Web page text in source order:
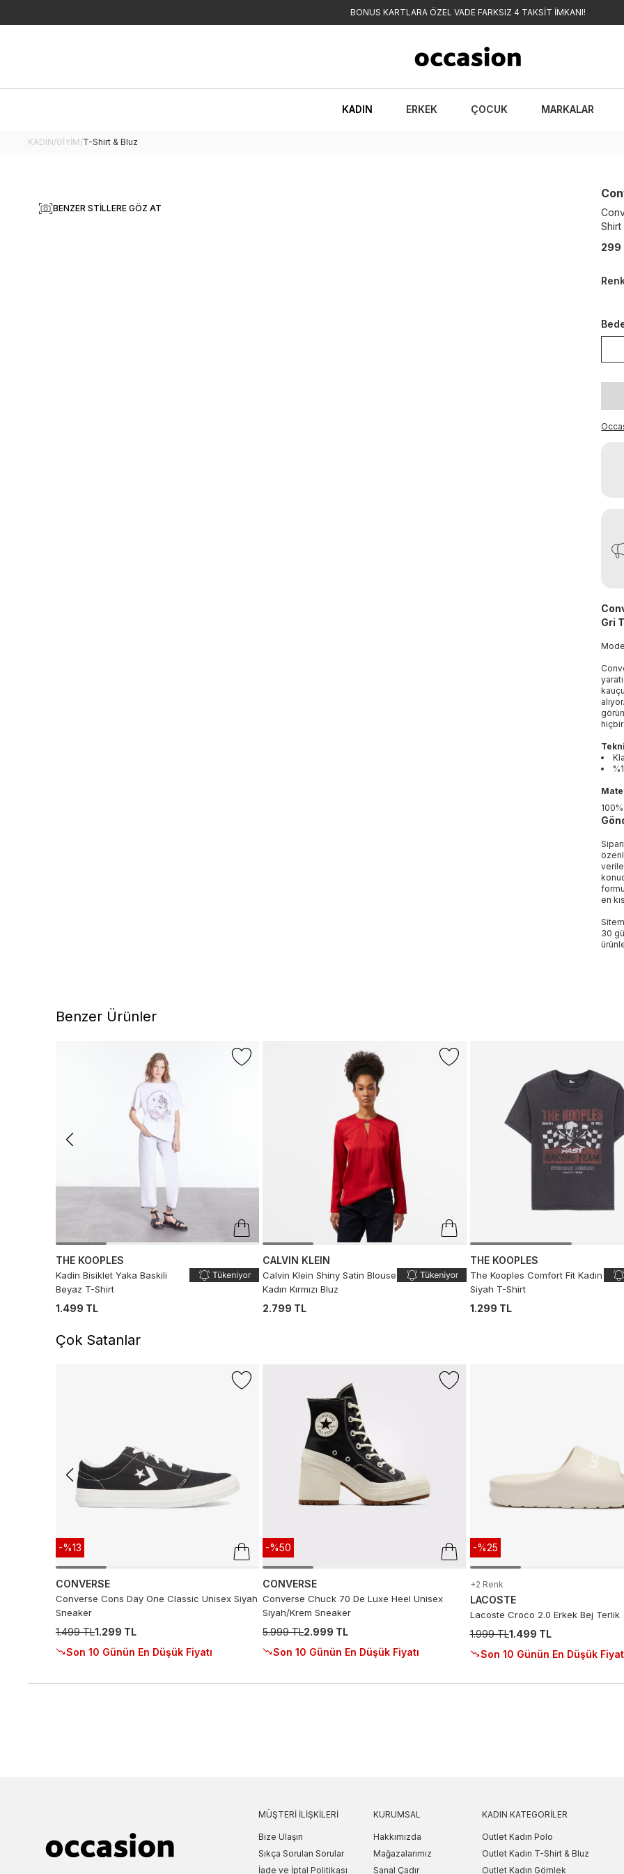
BONUS KARTLARA ÖZEL VADE FARKSIZ 4 TAKSİT İMKANI!
KADIN ERKEK ÇOCUK MARKALAR
KADIN/GİYİM/T-Shirt & Bluz
BENZER STILLERE GÖZ AT
Shirt
299
Gri
hiçbir
en
30
Benzer Ürünler
THE KOOPLES
Kadin Bisiklet Yaka Baskili
Beyaz T-Shirt
1.499 TL
CALVIN KLEIN
Calvin Klein Shiny Satin Blouse
Kadın Kırmızı Bluz
2.799 TL
THE KOOPLES
The Kooples Comfort Fit Kadın
Siyah T-Shirt
1.299 TL
Çok Satanlar
-%13
CONVERSE
Converse Cons Day One Classic Unisex Siyah
Sneaker
1.499 TL1.299 TL
Son 10 Günün En Düşük Fiyatı
-%50
CONVERSE
Converse Chuck 70 De Luxe Heel Unisex
Siyah/Krem Sneaker
5.999 TL2.999 TL
Son 10 Günün En Düşük Fiyatı
-%25
+2 Renk
LACOSTE
Lacoste Croco 2.0 Erkek Bej Terlik
1.999 TL1.499 TL
Son 10 Günün En Düşük
MÜŞTERI İLIŞKILERI
Bize Ulaşın
Sıkça Sorulan Sorular
İade ve İptal Politikası
KURUMSAL
Hakkımızda
Mağazalarımız
Sanal Çadır
KADIN KATEGORILER
Outlet Kadın Polo
Outlet Kadın T-Shirt & Bluz
Outlet Kadın Gömlek